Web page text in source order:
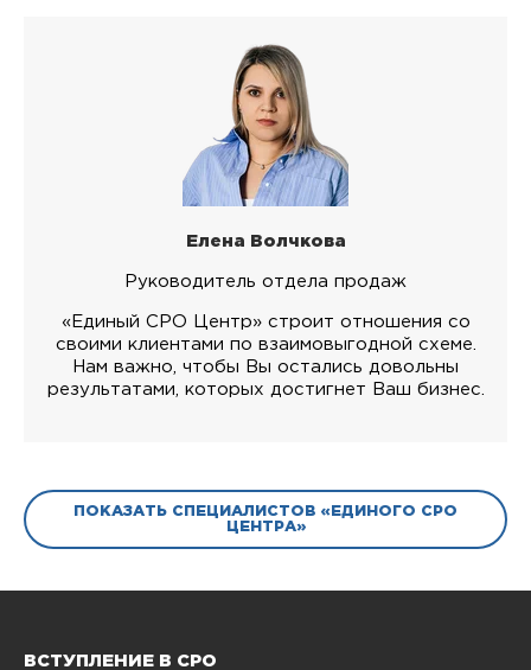
Елена Волчкова
Руководитель отдела продаж
«Единый СРО Центр» строит отношения со
своими клиентами по взаимовыгодной схеме.
Нам важно, чтобы Вы остались довольны
результатами, которых достигнет Ваш бизнес.
ПОКАЗАТЬ СПЕЦИАЛИСТОВ «ЕДИНОГО СРО
ЦЕНТРА»
ВСТУПЛЕНИЕ В СРО